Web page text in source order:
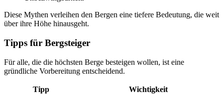
Diese Mythen verleihen den Bergen eine tiefere Bedeutung, die weit
über ihre Höhe hinausgeht.
Tipps für Bergsteiger
Für alle, die die höchsten Berge besteigen wollen, ist eine
gründliche Vorbereitung entscheidend.
Tipp
Wichtigkeit